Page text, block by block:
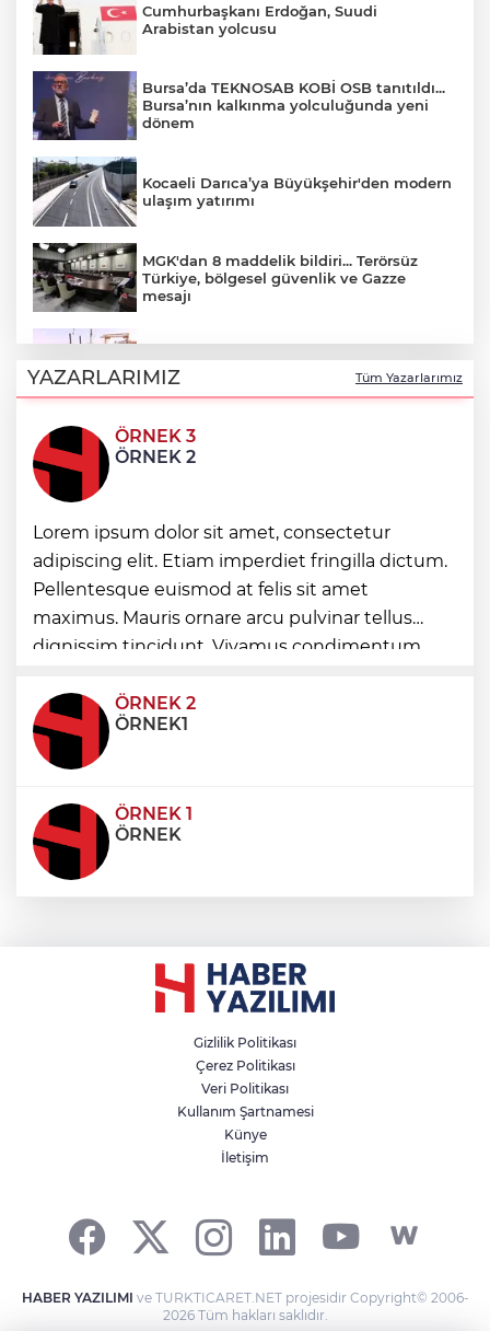
Cumhurbaşkanı Erdoğan, Suudi
Arabistan yolcusu
Bursa’da TEKNOSAB KOBİ OSB tanıtıldı...
Bursa’nın kalkınma yolculuğunda yeni
dönem
Kocaeli Darıca’ya Büyükşehir'den modern
ulaşım yatırımı
MGK'dan 8 maddelik bildiri... Terörsüz
Türkiye, bölgesel güvenlik ve Gazze
mesajı
Yakıt barcı filosuna iki yeni gemi
Türk Tarih Kurumu’ndan tarihi içerikler
tek platformda
Türkiye ile Vietnam arasında 'hava'da
yeni dönem... Sefer kapasitesi artırıldı
Görevden uzaklaştırılan Utku Caner
Çaykara hakkında tahliye kararı
YAZARLARIMIZ Tüm Yazarlarımız
ÖRNEK 3
ÖRNEK 2
Lorem ipsum dolor sit amet, consectetur
adipiscing elit. Etiam imperdiet fringilla dictum.
Pellentesque euismod at felis sit amet
maximus. Mauris ornare arcu pulvinar tellus
dignissim tincidunt. Vivamus condimentum
condimentum eros et, faucibus sapien. Praese
ÖRNEK 2
ÖRNEK1
ÖRNEK 1
ÖRNEK
Gizlilik Politikası
Çerez Politikası
Veri Politikası
Kullanım Şartnamesi
Künye
İletişim
HABER YAZILIMI ve TURKTICARET.NET projesidir Copyright© 2006-
2026 Tüm hakları saklıdır.